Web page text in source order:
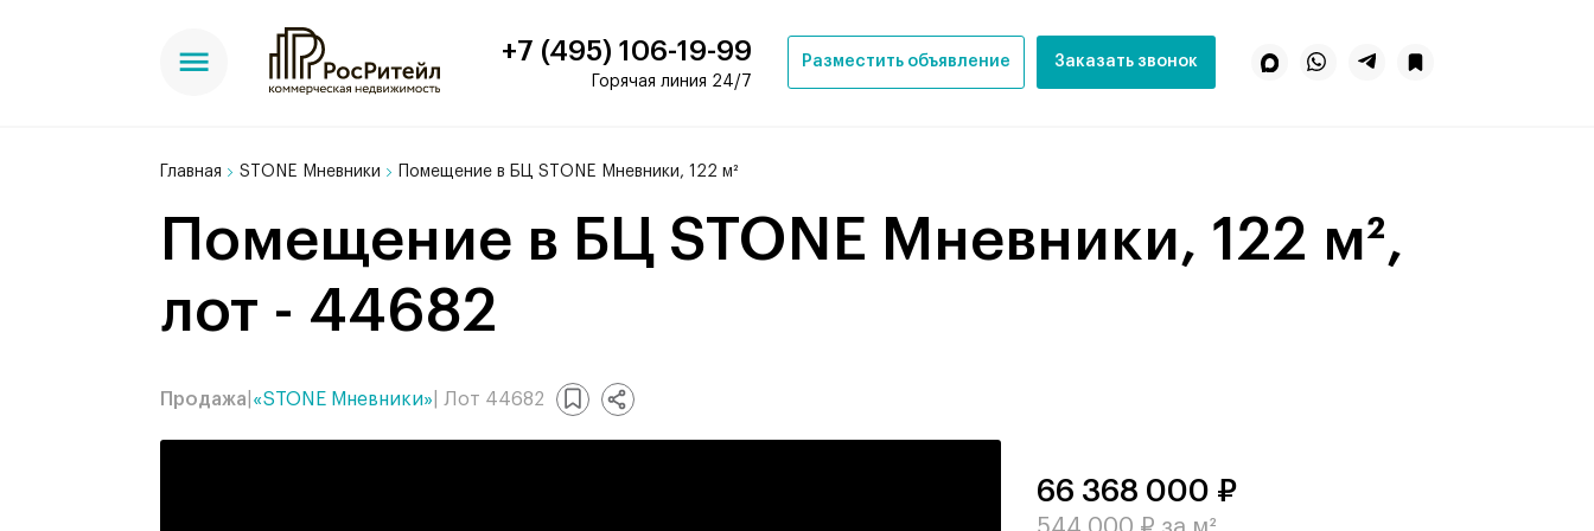
+7 (495) 106-19-99
Горячая линия 24/7
Разместить объявление Заказать звонок
Главная STONE Мневники Помещение в БЦ STONE Мневники, 122 м²
Помещение в БЦ STONE Мневники, 122 м²,
лот - 44682
Продажа «STONE Мневники» | Лот 44682
66 368 000 ₽